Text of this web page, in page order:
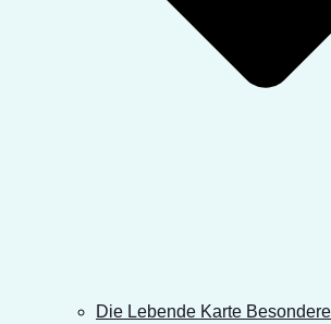
Die Lebende Karte